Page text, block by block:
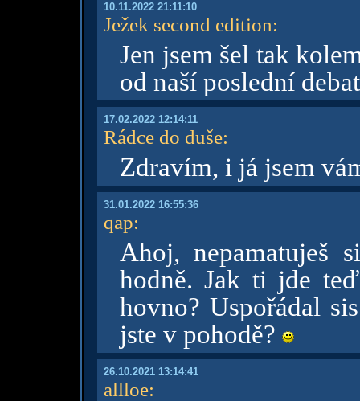
10.11.2022 21:11:10
Ježek second edition:
Jen jsem šel tak
od naší poslední
17.02.2022 12:14:11
Rádce do duše:
Zdravím, i já jsem
31.01.2022 16:55:36
qap:
Ahoj, nepamatuješ
hodně. Jak ti jde
hovno? Uspořádal
jste v pohodě?
26.10.2021 13:14:41
allloe: